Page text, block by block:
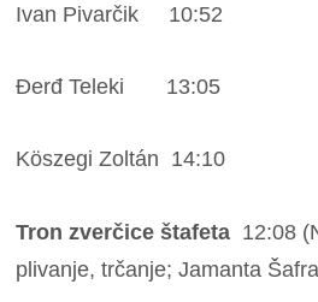
Ivan Pivarčik 10:52
Đerđ Teleki 13:05
Köszegi Zoltán 14:10
Tron zverčice štafeta 12:08
plivanje, trčanje; Jamanta